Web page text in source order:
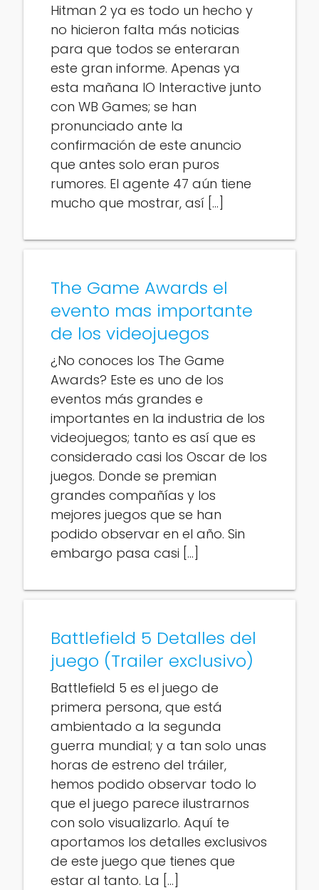
Hitman 2 ya es todo un hecho y
no hicieron falta más noticias
para que todos se enteraran
este gran informe. Apenas ya
esta mañana IO Interactive junto
con WB Games; se han
pronunciado ante la
confirmación de este anuncio
que antes solo eran puros
rumores. El agente 47 aún tiene
mucho que mostrar, así […]
The Game Awards el
evento mas importante
de los videojuegos
¿No conoces los The Game
Awards? Este es uno de los
eventos más grandes e
importantes en la industria de los
videojuegos; tanto es así que es
considerado casi los Oscar de los
juegos. Donde se premian
grandes compañías y los
mejores juegos que se han
podido observar en el año. Sin
embargo pasa casi […]
Battlefield 5 Detalles del
juego (Trailer exclusivo)
Battlefield 5 es el juego de
primera persona, que está
ambientado a la segunda
guerra mundial; y a tan solo unas
horas de estreno del tráiler,
hemos podido observar todo lo
que el juego parece ilustrarnos
con solo visualizarlo. Aquí te
aportamos los detalles exclusivos
de este juego que tienes que
estar al tanto. La […]